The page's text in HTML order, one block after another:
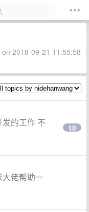
2018-09-21 11:55:58
的工作 不
10
佬帮助一